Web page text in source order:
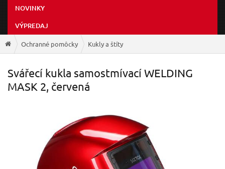
NOVINKY
VÝPREDAJ
Ochranné pomôcky Kukly a štíty
Svářecí kukla samostmívací WELDING
MASK 2, červená